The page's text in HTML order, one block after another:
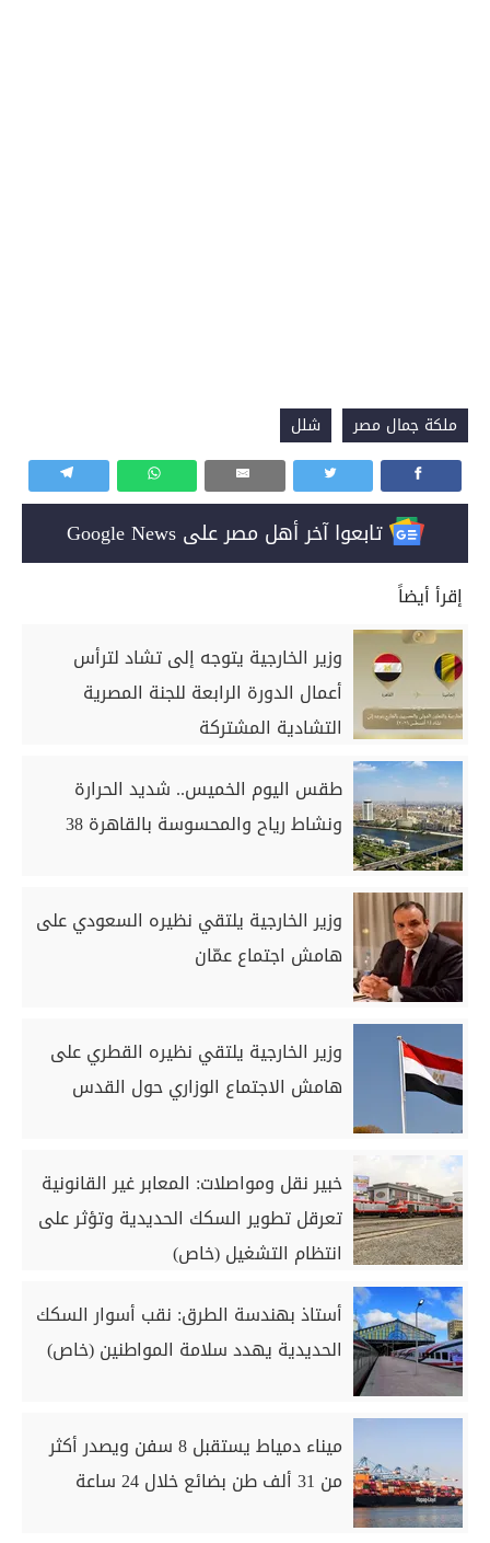
ملكة جمال مصر شلل
تابعوا آخر أهل مصر على Google News
إقرأ أيضاً
وزير الخارجية يتوجه إلى تشاد لترأس
أعمال الدورة الرابعة للجنة المصرية
التشادية المشتركة
طقس اليوم الخميس.. شديد الحرارة
ونشاط رياح والمحسوسة بالقاهرة 38
وزير الخارجية يلتقي نظيره السعودي على
هامش اجتماع عمّان
وزير الخارجية يلتقي نظيره القطري على
هامش الاجتماع الوزاري حول القدس
خبير نقل ومواصلات: المعابر غير القانونية
تعرقل تطوير السكك الحديدية وتؤثر على
انتظام التشغيل (خاص)
أستاذ بهندسة الطرق: نقب أسوار السكك
الحديدية يهدد سلامة المواطنين (خاص)
ميناء دمياط يستقبل 8 سفن ويصدر أكثر
من 31 ألف طن بضائع خلال 24 ساعة